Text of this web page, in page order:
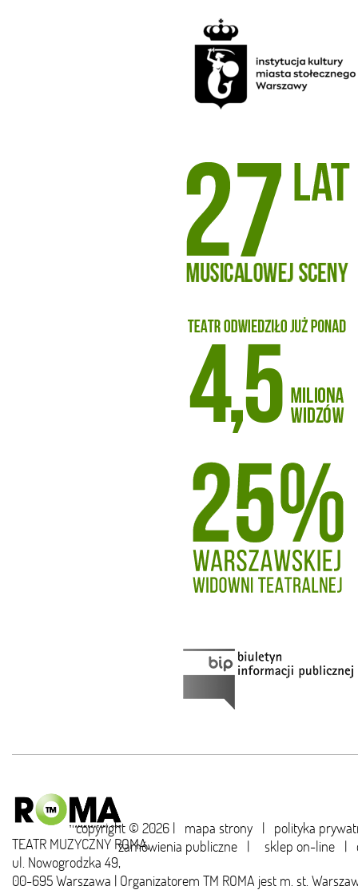
copyright © 2026 | mapa strony | polityka
zamówienia publiczne | sklep on-line |
TEATR MUZYCZNY ROMA,
ul. Nowogrodzka 49,
00-695 Warszawa | Organizatorem TM ROMA jest m. st.